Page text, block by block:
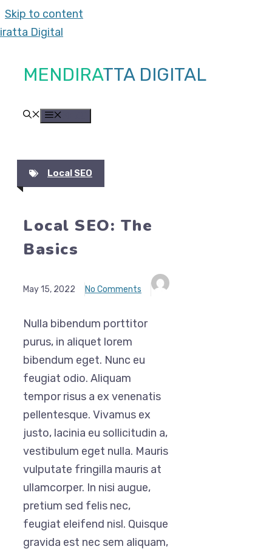
Skip to content
MENDIRATTA DIGITAL
Local SEO
Local SEO: The
Basics
May 15, 2022 No Comments
Nulla bibendum porttitor
purus, in aliquet lorem
bibendum eget. Nunc eu
feugiat odio. Aliquam
tempor risus a ex venenatis
pellentesque. Vivamus ex
justo, lacinia eu sollicitudin a,
vestibulum eget nulla. Mauris
vulputate fringilla mauris at
ullamcorper. In nisi augue,
pretium sed felis nec,
feugiat eleifend nisl. Quisque
gravida est nec sem aliquam,